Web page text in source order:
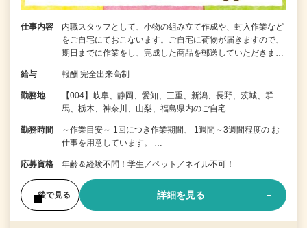
仕事内容
内職スタッフとして、小物の組み立て作成や、封入作業など
をご自宅にておこないます。ご自宅に荷物が届きますので、
期日までに作業をし、完成した商品を郵送していただきま…
給与 報酬 完全出来高制
勤務地
【004】岐阜、静岡、愛知、三重、新潟、長野、茨城、群
馬、栃木、神奈川、山梨、福島県内のご自宅
勤務時間
～作業目安～ 1回につき作業期間、 1週間～3週間程度の お
仕事を用意しています。 …
応募資格 年齢＆経験不問！学生／ペット／ネイル不可！
後で見る 詳細を見る